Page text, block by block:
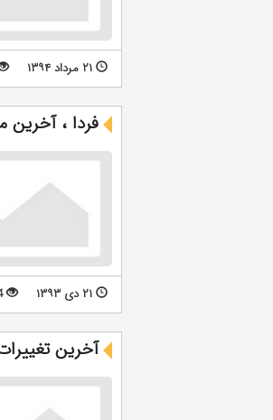
۲۱ مرداد ۱۳۹۴
فردا ، آخرین
۲۱ دی ۱۳۹۳
آخرین